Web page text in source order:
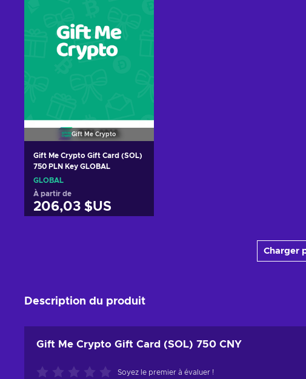
Gift Me Crypto
Gift Me Crypto Gift Card (SOL)
750 PLN Key GLOBAL
GLOBAL
À partir de
206,03 $US
Charger
Description du produit
Gift Me Crypto Gift Card (SOL) 750 CNY
Soyez le premier à évaluer !